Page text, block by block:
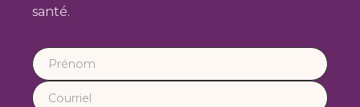
santé.